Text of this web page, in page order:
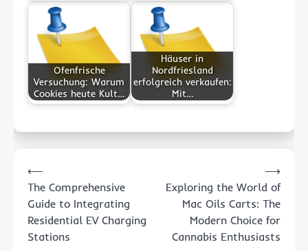
Ofenfrische
Versuchung: Warum
Cookies heute Kult…
Häuser in
Nordfriesland
erfolgreich verkaufen:
Mit…
navigation
⟵
The Comprehensive
Guide to Integrating
Residential EV Charging
Stations
Exploring the World of
Mac Oils Carts: The
Modern Choice for
Cannabis Enthusiasts
⟶